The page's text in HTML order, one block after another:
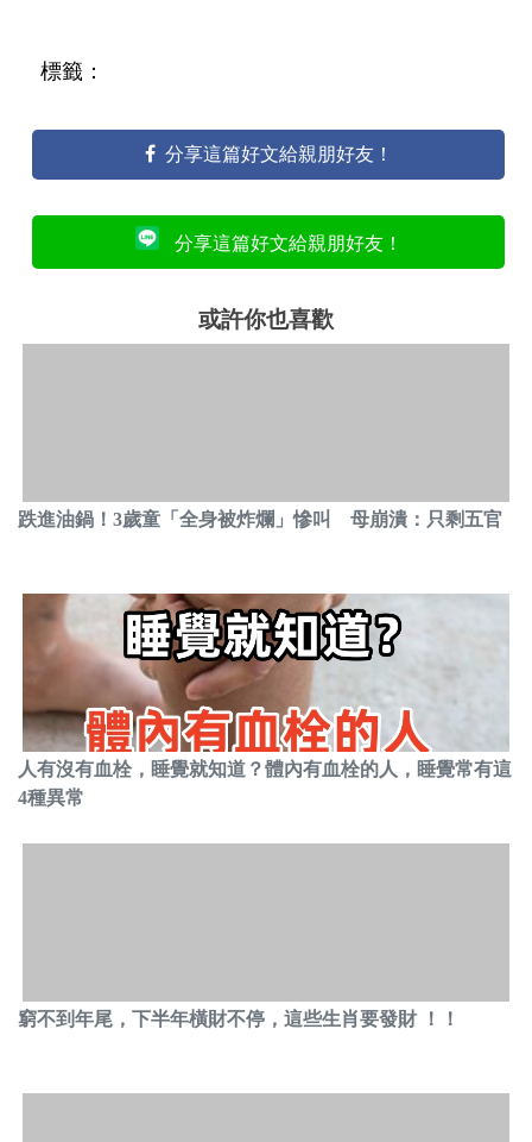
標籤：
分享這篇好文給親朋好友！
分享這篇好文給親朋好友！
或許你也喜歡
跌進油鍋！3歲童「全身被炸爛」慘叫 母崩潰：只剩五官
人有沒有血栓，睡覺就知道？體內有血栓的人，睡覺常有這
4種異常
窮不到年尾，下半年橫財不停，這些生肖要發財 ！！